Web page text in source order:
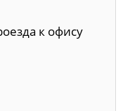
к офису